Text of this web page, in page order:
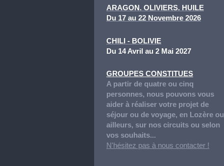
ARAGON. OLIVIERS. HUILE
Du 17 au 22 Novembre 2026
CHILI - BOLIVIE
Du 14 Avril au 2 Mai 2027
GROUPES CONSTITUES
A partir de quatre ou cinq
personnes, nous pouvons vous
aider à réaliser votre projet de
séjour ou de voyage, en Lozère ou
ailleurs, sur nos circuits ou selon
vos souhaits...
N'hésitez pas à nous contacter !